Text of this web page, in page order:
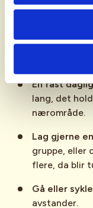
6 tips for å
En fast
lang, det
nærområde.
Lag gjerne
gruppe, eller
flere, da blir
Gå eller sykle
avstander.